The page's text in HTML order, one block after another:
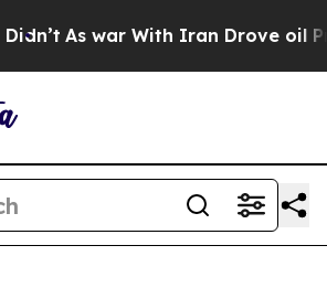
As war With Iran Drove oil Prices